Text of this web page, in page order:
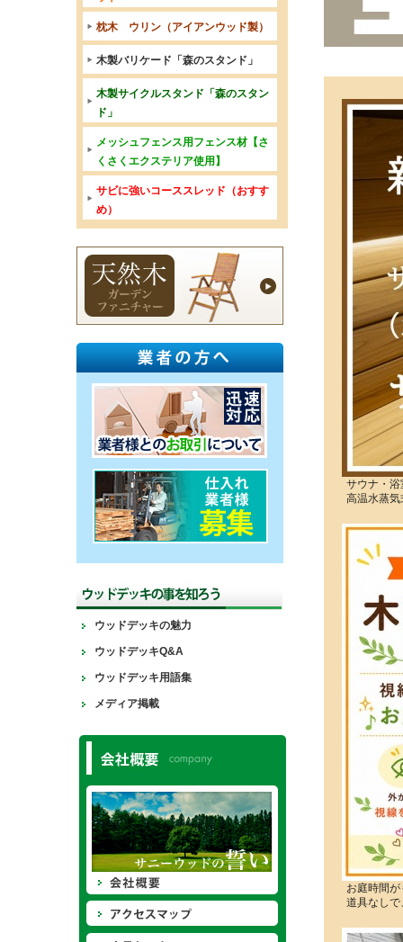
サウナ・
高温水蒸
お庭時間
道具なし
枕木 ウリン（アイアンウッド製）
木製バリケード「森のスタンド」
木製サイクルスタンド「森のスタン
ド」
メッシュフェンス用フェンス材【さ
くさくエクステリア使用】
サビに強いコーススレッド（おすす
め）
ウッドデッキの魅力
ウッドデッキQ&A
ウッドデッキ用語集
メディア掲載